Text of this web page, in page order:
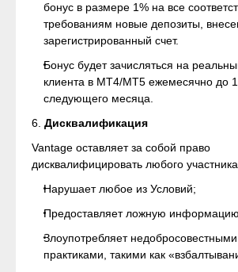
бонус в размере 1% на все
требованиям новые депозиты,
зарегистрированный счет.
Бонус будет зачисляться на
клиента в MT4/MT5 ежемесячно до
следующего месяца.
6. Дисквалификация
Vantage оставляет за собой право
дисквалифицировать любого
Нарушает любое из Условий;
Предоставляет ложную
Злоупотребляет
практиками, такими как